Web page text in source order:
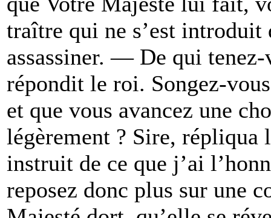
traître qui ne s’est introduit
assassiner. — De qui tenez-
répondit le roi. Songez-
et que vous avancez une
légèrement ? Sire,
instruit de ce que j’ai
reposez donc plus sur une